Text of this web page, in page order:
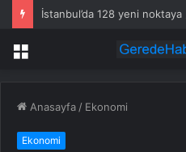
İstanbul’da 128 yeni noktaya
Menü
Anasayfa / Ekonomi
Ekonomi